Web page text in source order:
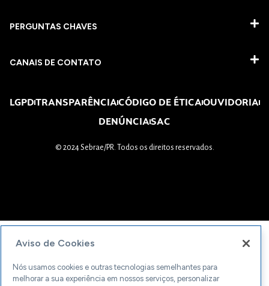
PERGUNTAS CHAVES​
CANAIS DE CONTATO
LGPDTRANSPARÊNCIACÓDIGO DE ÉTICAOUVIDORIA
DENÚNCIASAC
© 2024 Sebrae/PR. Todos os direitos reservados.
Aviso de Cookies
Nós usamos cookies e outras tecnologias semelhantes para
melhorar a sua experiência em nossos serviços, personalizar